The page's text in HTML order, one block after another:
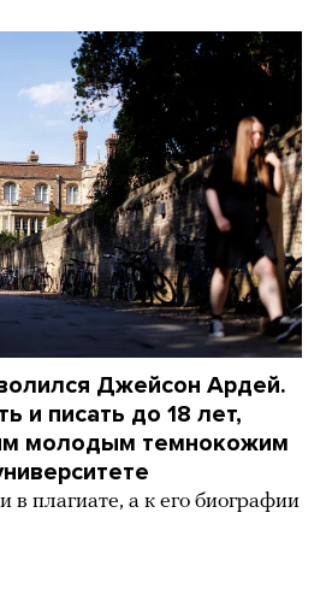
Джейсон Ардей.
и писать до 18 лет,
молодым темнокожим
в плагиате, а к его биографии